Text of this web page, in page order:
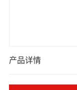
产品详情